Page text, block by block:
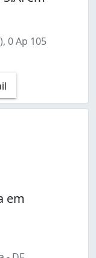
0 Ap 105
em